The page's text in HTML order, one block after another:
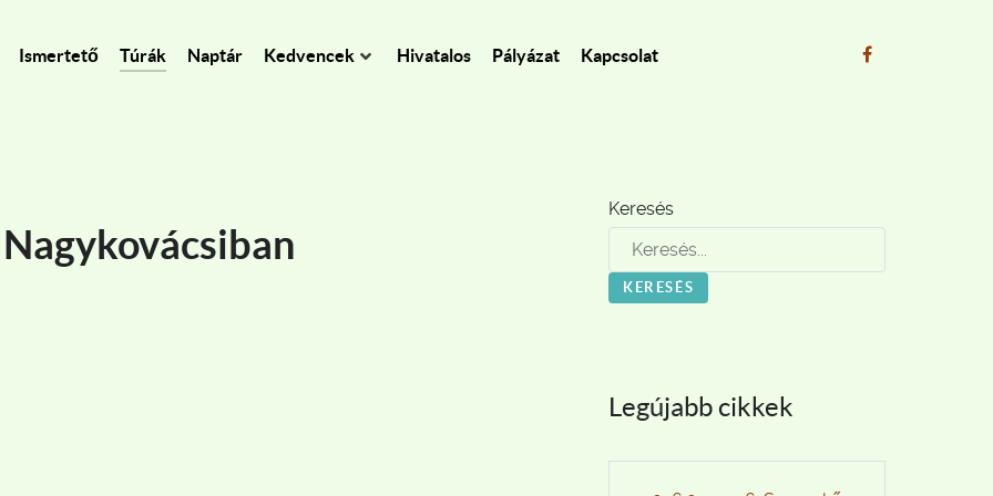
Ismertető Túrák Naptár Kedvencek Hivatalos Pályázat Kapcsolat
Keresés
KERESÉS
Legújabb cikkek